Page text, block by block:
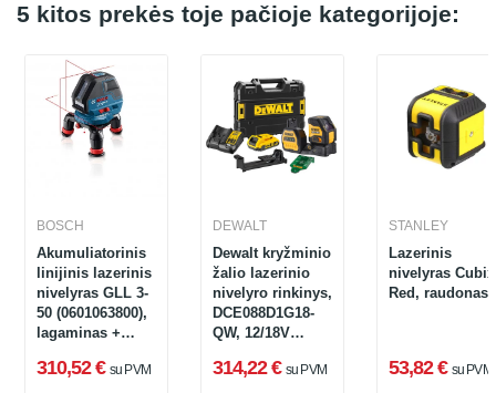
5 kitos prekės toje pačioje kategorijoje:
BOSCH
Akumuliatorinis
linijinis lazerinis
nivelyras GLL 3-
50 (0601063800),
lagaminas +
310,52 € su PVM
DEWALT
Dewalt kryžminio
žalio lazerinio
nivelyro rinkinys,
DCE088D1G18-
QW, 12/18V
314,22 € su PVM
STANLEY
Lazerinis
nivelyras Cubix
Red, raudonas
53,82 € su PVM